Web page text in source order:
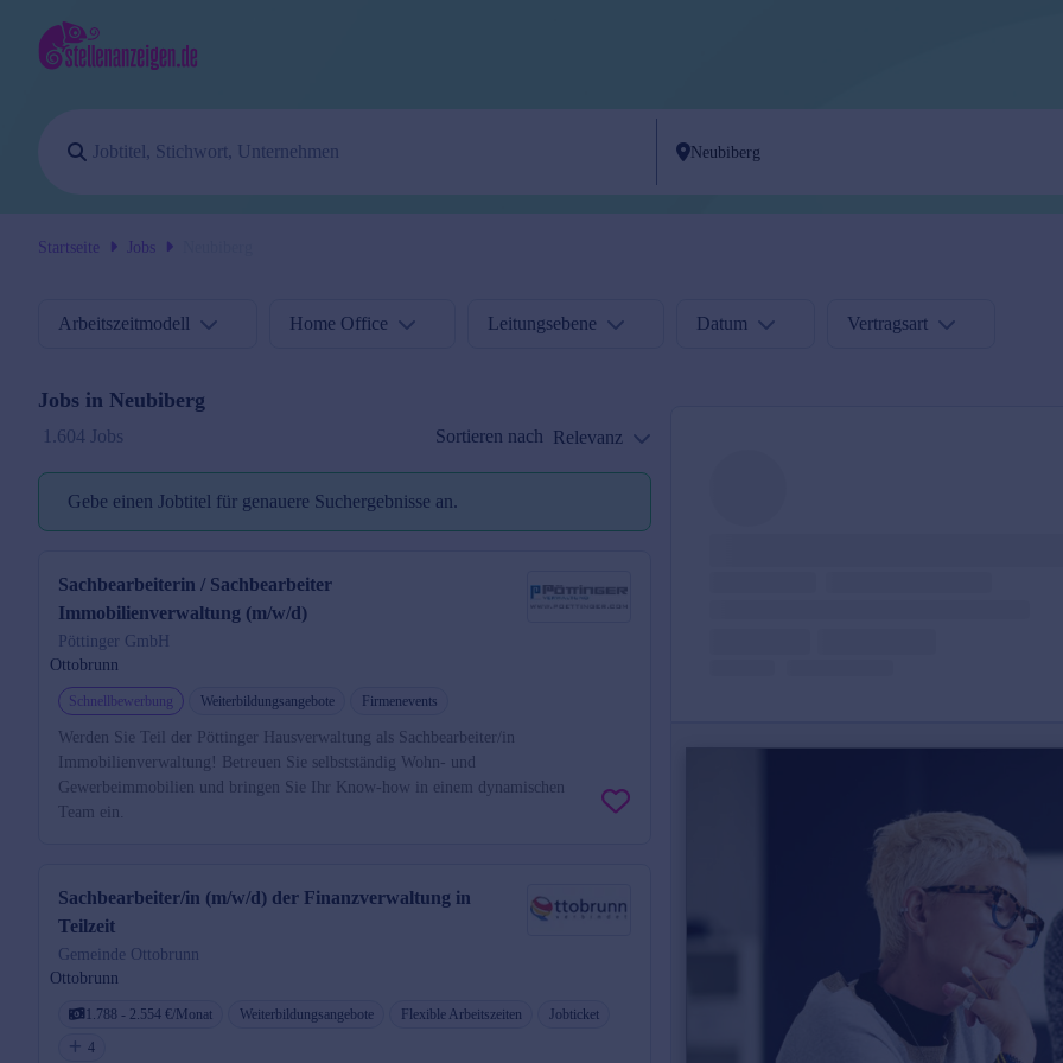
Startseite Jobs
Arbeitszeitmodell Home Office Leitungsebene Datum Vertragsart
Jobs in Neubiberg
1.604 Jobs Sortieren nach Relevanz
Gebe einen Jobtitel für genauere Suchergebnisse an.
Sachbearbeiterin / Sachbearbeiter
Immobilienverwaltung (m/w/d)
Pöttinger GmbH
Ottobrunn
Schnellbewerbung Weiterbildungsangebote Firmenevents
Werden Sie Teil der Pöttinger Hausverwaltung als Sachbearbeiter/in
Immobilienverwaltung! Betreuen Sie selbstständig Wohn- und
Gewerbeimmobilien und bringen Sie Ihr Know-how in einem dynamischen
Team ein.
Sachbearbeiter/in (m/w/d) der Finanzverwaltung in
Teilzeit
Gemeinde Ottobrunn
Ottobrunn
1.788 - 2.554 €/Monat Weiterbildungsangebote Flexible Arbeitszeiten
Jobticket
4